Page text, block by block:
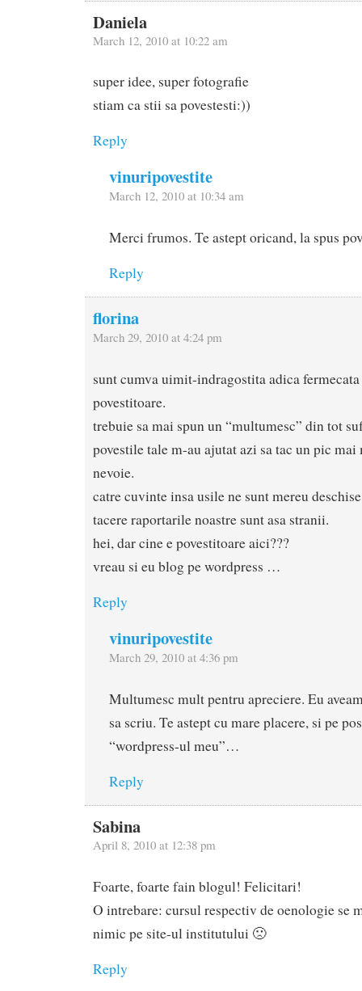
Daniela
March 12, 2010 at 10:22 am
super idee, super fotografie
stiam ca stii sa povestesti:))
Reply
vinuripovestite
March 12, 2010 at 10:34 am
Merci frumos. Te astept oricand, la spus
Reply
florina
March 29, 2010 at 4:24 pm
sunt cumva uimit-indragostita adica
povestitoare.
trebuie sa mai spun un “multumesc” din tot
povestile tale m-au ajutat azi sa tac un pic
nevoie.
catre cuvinte insa usile ne sunt mereu
tacere raportarile noastre sunt asa stranii.
hei, dar cine e povestitoare aici???
vreau si eu blog pe wordpress …
Reply
vinuripovestite
March 29, 2010 at 4:36 pm
Multumesc mult pentru apreciere. Eu
sa scriu. Te astept cu mare placere, si pe
“wordpress-ul meu”…
Reply
Sabina
April 8, 2010 at 12:38 pm
Foarte, foarte fain blogul! Felicitari!
O intrebare: cursul respectiv de oenologie se
nimic pe site-ul institutului 🙁
Reply